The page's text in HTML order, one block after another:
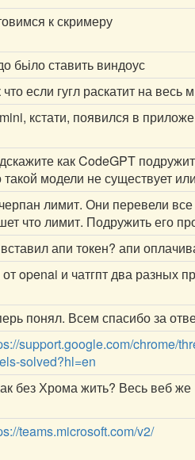
к скримеру
бьіло ставить виндоус
что если гугл раскатит на весь
кстати, появился в
как CodeGPT
такой модели не существует
лимит. Они перевели все
что лимит. Подружить его
апи токен? апи
openai и чатгпт два разных
понял. Всем спасибо за
support.google.com/chrome/
solved?hl=en
без Хрома жить? Весь веб же
teams.microsoft.com/v2/